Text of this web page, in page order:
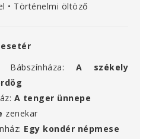
• Történelmi öltöző
A székely
A tenger ünnepe
zenekar
Egy kondér népmese